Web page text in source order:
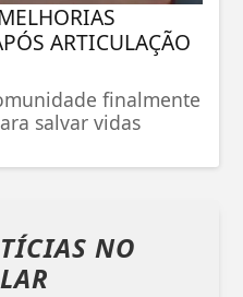
ARTICULAÇÃO
finalmente
salvar vidas
NO